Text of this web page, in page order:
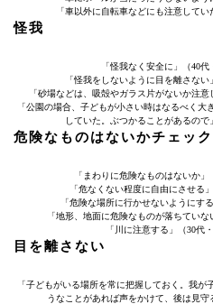
「車以外に自転車などにも注意してい
怪我
「怪我なく安全に」（40代
「怪我をしないように目を離さない
「砂場などは、吸殻やガラス片がないか注
「公園の場合、子どもが小さい時はなるべく
していた。ぶつかることがあるので
危険なものはないかチェック
「まわりに危険なものはないか」
「危なくない程度に自由にさせる
「危険な場所に行かせないようにす
「地形、地面に危険なものが落ちていな
「川に注意する」（30代
目を離さない
「子どもがいる場所を常に把握しておく。我
うなことがあれば声をかけて、後は見守